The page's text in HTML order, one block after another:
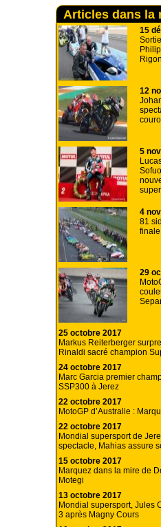
Articles dans la
15
12
5
4
81
29
25 octobre 2017
Markus Reiterberger
Rinaldi sacré champion
24 octobre 2017
Marc Garcia premier
SSP300 à Jerez
22 octobre 2017
MotoGP d’Australie :
22 octobre 2017
Mondial supersport de
spectacle, Mahias assure
15 octobre 2017
Marquez dans la mire de
Motegi
13 octobre 2017
Mondial supersport, Jules
3 après Magny Cours